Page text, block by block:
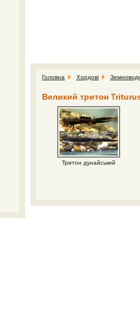
Головна Хордові
Великий тритон
Тритон дунайський